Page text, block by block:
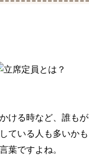
ける時など、誰も
ている人も多いか
葉ですよね。